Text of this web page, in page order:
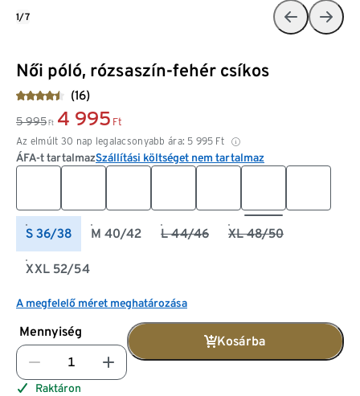
Női póló, rózsaszín-fehér csíkos
(16)
5 995 Ft 4 995 Ft
Az elmúlt 30 nap legalacsonyabb ára: 5 995 Ft
ÁFA-t tartalmazSzállítási költséget nem tartalmaz
S 36/38 M 40/42 L 44/46 XL 48/50
XXL 52/54
A megfelelő méret meghatározása
Mennyiség
Kosárba
Raktáron
1/7